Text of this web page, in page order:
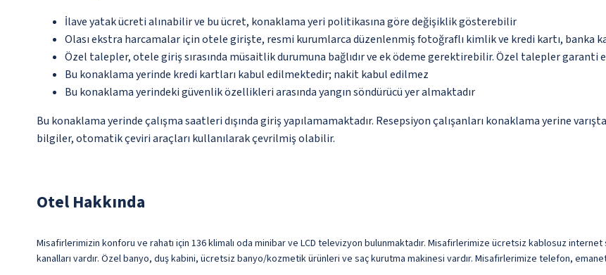
İlave yatak ücreti alınabilir ve bu ücret, konaklama yeri politikasına göre değişiklik gösterebilir
Olası ekstra harcamalar için otele girişte, resmi kurumlarca düzenlenmiş fotoğraflı kimlik ve kredi kartı, banka
Özel talepler, otele giriş sırasında müsaitlik durumuna bağlıdır ve ek ödeme gerektirebilir. Özel talepler garanti
Bu konaklama yerinde kredi kartları kabul edilmektedir; nakit kabul edilmez
Bu konaklama yerindeki güvenlik özellikleri arasında yangın söndürücü yer almaktadır
Bu konaklama yerinde çalışma saatleri dışında giriş yapılamamaktadır. Resepsiyon çalışanları konaklama yerine
bilgiler, otomatik çeviri araçları kullanılarak çevrilmiş olabilir.
Otel Hakkında
Misafirlerimizin konforu ve rahatı için 136 klimalı oda minibar ve LCD televizyon bulunmaktadır. Misafirlerimize ücretsiz kablosuz
kanalları vardır. Özel banyo, duş kabini, ücretsiz banyo/kozmetik ürünleri ve saç kurutma makinesi vardır. Misafirlerimize telefon,